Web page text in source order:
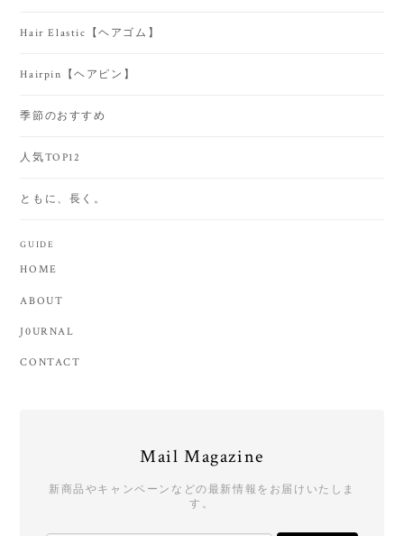
Hair Elastic【ヘアゴム】
Hairpin【ヘアピン】
季節のおすすめ
人気TOP12
ともに、長く。
GUIDE
HOME
ABOUT
J0URNAL
CONTACT
Mail Magazine
新商品やキャンペーンなどの最新情報をお届けいたしま
す。